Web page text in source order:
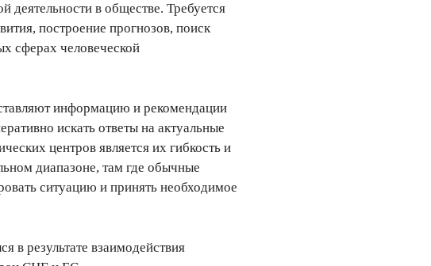
деятельности в обществе. Требуется
построение прогнозов, поиск
сферах человеческой
информацию и рекомендации
искать ответы на актуальные
центров является их гибкость и
диапазоне, там где обычные
ситуацию и принять необходимое
результате взаимодействия